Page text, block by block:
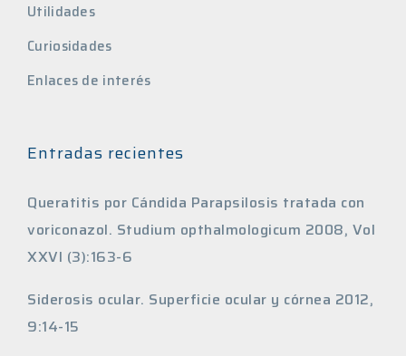
Utilidades
Curiosidades
Enlaces de interés
Entradas recientes
Queratitis por Cándida Parapsilosis tratada con
voriconazol. Studium opthalmologicum 2008, Vol
XXVI (3):163-6
Siderosis ocular. Superficie ocular y córnea 2012,
9:14-15